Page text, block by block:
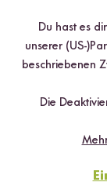
Du hast es
unserer (US-
beschriebenen
Die